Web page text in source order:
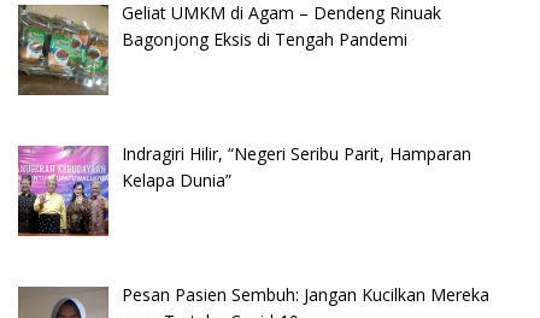
Geliat UMKM di Agam – Dendeng Rinuak
Bagonjong Eksis di Tengah Pandemi
Indragiri Hilir, “Negeri Seribu Parit, Hamparan
Kelapa Dunia”
Pesan Pasien Sembuh: Jangan Kucilkan Mereka